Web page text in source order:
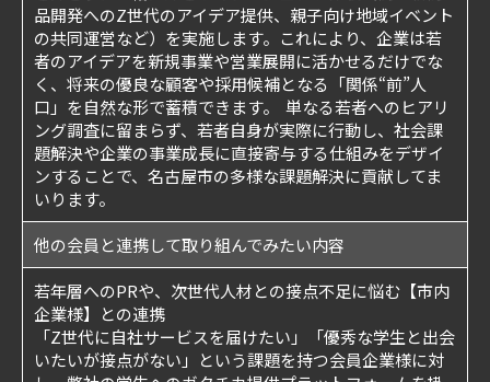
品開発へのZ世代のアイデア提供、親子向け地域イベント
の共同運営など）を実施します。これにより、企業は若
者のアイデアを新規事業や営業展開に活かせるだけでな
く、将来の優良な顧客や採用候補となる「関係“前”人
口」を自然な形で蓄積できます。 単なる若者へのヒアリ
ング調査に留まらず、若者自身が実際に行動し、社会課
題解決や企業の事業成長に直接寄与する仕組みをデザイ
ンすることで、名古屋市の多様な課題解決に貢献してま
いります。
他の会員と連携して取り組んでみたい内容
若年層へのPRや、次世代人材との接点不足に悩む【市内
企業様】との連携
「Z世代に自社サービスを届けたい」「優秀な学生と出会
いたいが接点がない」という課題を持つ会員企業様に対